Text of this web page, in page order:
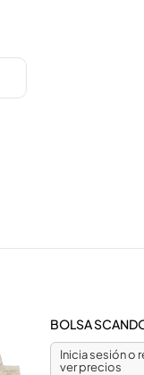
BOLSA
Inicia sesión o
ver precios